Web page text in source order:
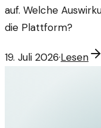
auf. Welche
die Plattform?
19. Juli 2026·Lesen